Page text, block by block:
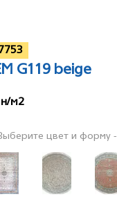
G119 beige
м2
цвет и форму -